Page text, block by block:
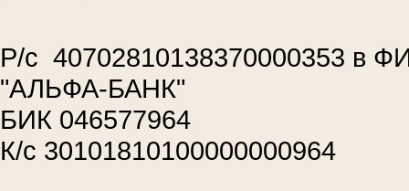
Р/с 40702810138370000353
"АЛЬФА-БАНК"
БИК 046577964
К/с 30101810100000000964